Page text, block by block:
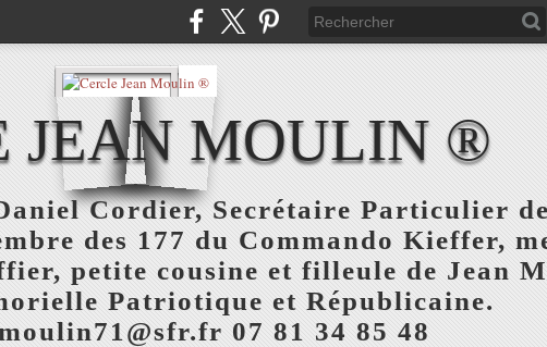
JEAN MOULIN ®
Cordier, Secrétaire Particulier
des 177 du Commando Kieffer,
petite cousine et filleule de Jean
Patriotique et Républicaine.
07 81 34 85 48